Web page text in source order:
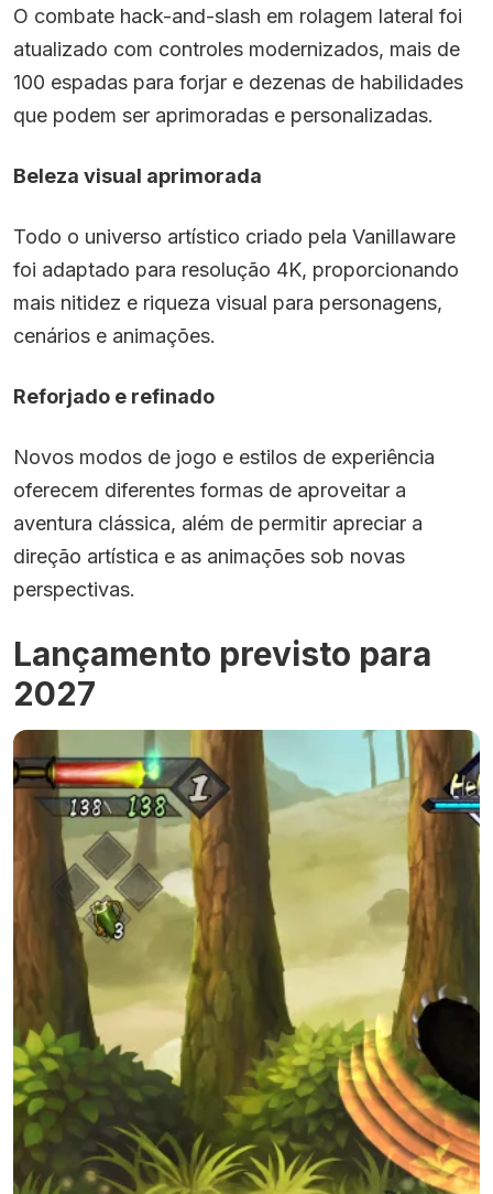
O combate hack-and-slash em rolagem lateral foi
atualizado com controles modernizados, mais de
100 espadas para forjar e dezenas de habilidades
que podem ser aprimoradas e personalizadas.
Beleza visual aprimorada
Todo o universo artístico criado pela Vanillaware
foi adaptado para resolução 4K, proporcionando
mais nitidez e riqueza visual para personagens,
cenários e animações.
Reforjado e refinado
Novos modos de jogo e estilos de experiência
oferecem diferentes formas de aproveitar a
aventura clássica, além de permitir apreciar a
direção artística e as animações sob novas
perspectivas.
Lançamento previsto para
2027